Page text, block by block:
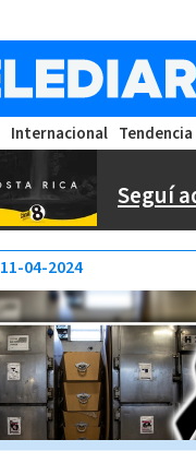
Internacional Tendencia
Seguí
11-04-2024